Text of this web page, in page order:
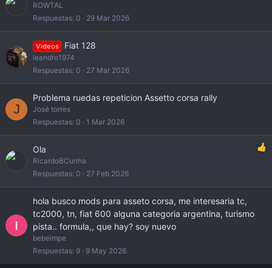
ROWTAL
Respuestas 0 29 Mar 2026
Videos Fiat 128
leandro1974
Respuestas 0 27 Mar 2026
J
Problema ruedas repeticion Assetto corsa rally
José torres
Respuestas 0 1 Mar 2026
Ola
RicardoBCunha
Respuestas 0 27 Feb 2026
hola busco mods para asseto corsa, me interesaria tc,
tc2000, tn, fiat 600 alguna categoria argentina, turismo
pista.. formula,, que hay? soy nuevo
bebeimpe
Respuestas 9 9 May 2026